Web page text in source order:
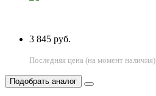
3 845 руб.
Последняя цена (на момент наличия)
Подобрать аналог